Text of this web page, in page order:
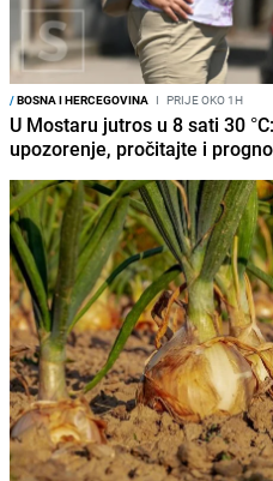
/BOSNA I HERCEGOVINA I PRIJE OKO 1H
U Mostaru jutros u 8 sati 30
upozorenje, pročitajte i